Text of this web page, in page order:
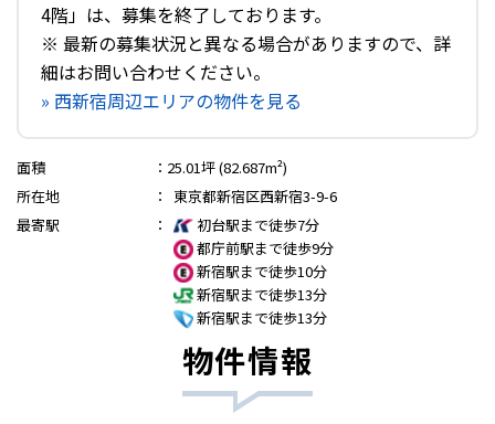
4階」は、募集を終了しております。
※ 最新の募集状況と異なる場合がありますので、詳
細はお問い合わせください。
» 西新宿周辺エリアの物件を見る
面積 ： 25.01坪 (82.687m²)
所在地
：
東京都新宿区西新宿3-9-6
最寄駅
：
初台駅まで徒歩7分
都庁前駅まで徒歩9分
新宿駅まで徒歩10分
新宿駅まで徒歩13分
新宿駅まで徒歩13分
物件情報